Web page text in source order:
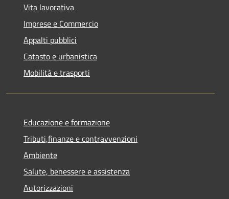
Vita lavorativa
Imprese e Commercio
Appalti pubblici
Catasto e urbanistica
Mobilità e trasporti
Educazione e formazione
Tributi,finanze e contravvenzioni
Ambiente
Salute, benessere e assistenza
Autorizzazioni